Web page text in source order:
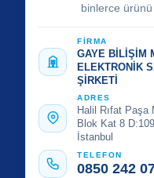
binlerce
FİRMA
GAYE BİLİŞİM
ELEKTRONİK
ŞİRKETİ
ADRES
Halil Rıfat
Blok Kat 8
İstanbul
TELEFON
0850 242